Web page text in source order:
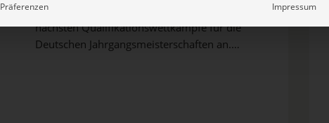
Am kommenden Wochenende stehen die
nächsten Qualifikationswettkämpfe für die
Deutschen Jahrgangsmeisterschaften an.
Präferenzen Impressum